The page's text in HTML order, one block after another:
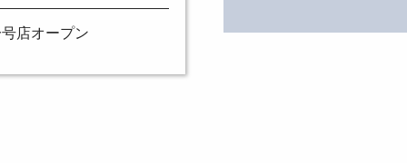
店オープン